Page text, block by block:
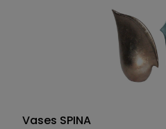
Vases SPINA